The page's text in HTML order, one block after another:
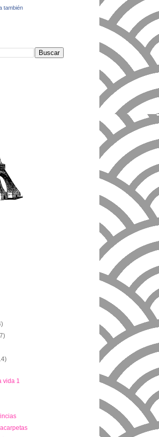
también
vida 1